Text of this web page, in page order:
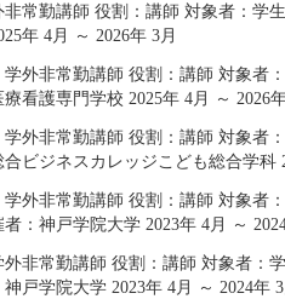
常勤講師 役割：講師 対象者：学
年 4月 ～ 2026年 3月
外非常勤講師 役割：講師 対象者
看護専門学校 2025年 4月 ～ 2026
外非常勤講師 役割：講師 対象者
ビジネスカレッジこども総合学科
外非常勤講師 役割：講師 対象者
：神戸学院大学 2023年 4月 ～
非常勤講師 役割：講師 対象者：
戸学院大学 2023年 4月 ～ 2024年